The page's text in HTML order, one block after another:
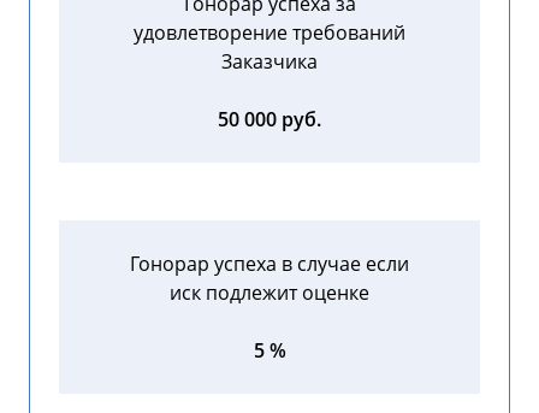
удовлетворение требований
Заказчика
50 000 руб.
Гонорар успеха в случае если
иск подлежит оценке
5 %